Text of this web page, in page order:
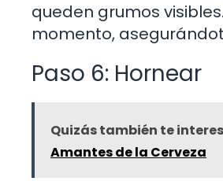
queden grumos
momento,
Paso 6: Hornear
Quizás también te
Amantes de la Cerveza